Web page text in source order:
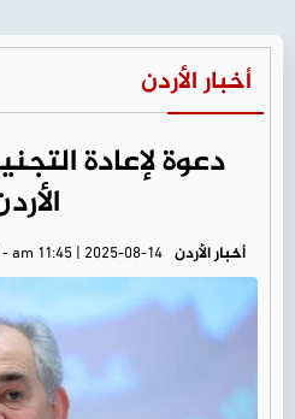
أخبار الأردن
دعوة لإعادة
أخبار الأردن am 11:45 | 2025-08-14 - الخميس